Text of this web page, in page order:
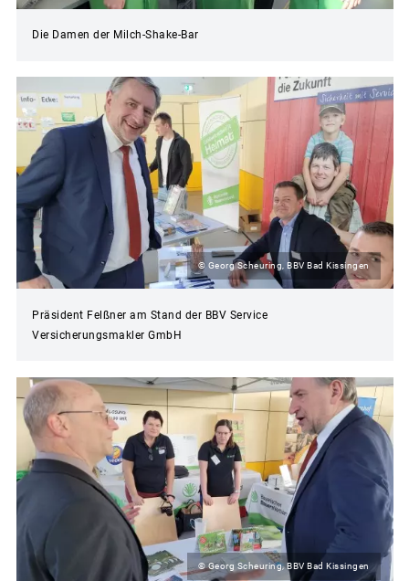
Die Damen der Milch-Shake-Bar
© Georg Scheuring, BBV Bad Kissingen
Präsident Felßner am Stand der BBV Service
Versicherungsmakler GmbH
© Georg Scheuring, BBV Bad Kissingen